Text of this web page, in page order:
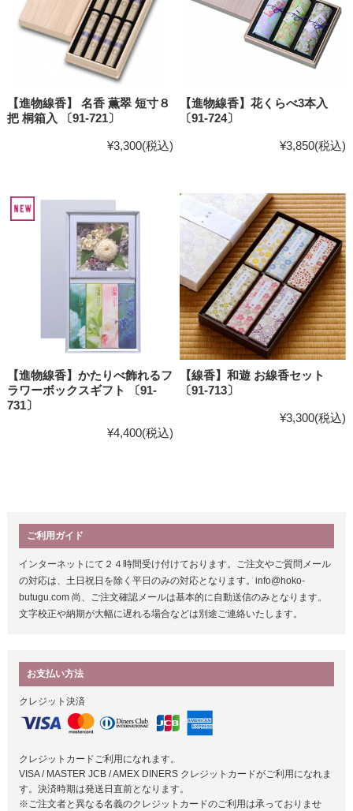
【進物線香】 名香 薫翠 短寸８
把 桐箱入 〔91-721〕
¥3,300(税込)
【進物線香】花くらべ3本入
〔91-724〕
¥3,850(税込)
【進物線香】かたりべ飾れるフ
ラワーボックスギフト 〔91-
731〕
¥4,400(税込)
【線香】和遊 お線香セット
〔91-713〕
¥3,300(税込)
ご利用ガイド
インターネットにて２４時間受け付けております。ご注文やご質問メール
の対応は、土日祝日を除く平日のみの対応となります。info@hoko-
butugu.com 尚、ご注文確認メールは基本的に自動送信のみとなります。
文字校正や納期が大幅に遅れる場合などは別途ご連絡いたします。
お支払い方法
クレジット決済
クレジットカードご利用になれます。
VISA / MASTER JCB / AMEX DINERS クレジットカードがご利用になれま
す。決済時期は発送日直前となります。
※ご注文者と異なる名義のクレジットカードのご利用は承っておりませ